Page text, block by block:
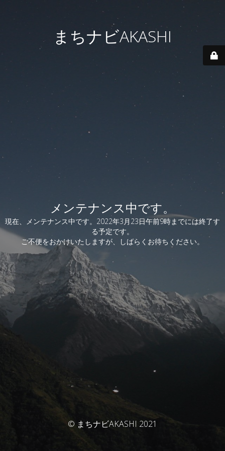
まちナビAKASHI
メンテナンス中です。
現在、メンテナンス中です。2022年3月23日午前9時までには終了す
る予定です。
ご不便をおかけいたしますが、しばらくお待ちください。
© まちナビAKASHI 2021